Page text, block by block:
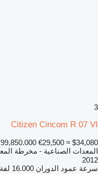
3
Citizen Cincom R 07 VI
€29,500 ≈ $34,080
المعدات الصناعية - مخرطة
2012
سرعة عمود الدوران 16.000 لفة في الدقيقة